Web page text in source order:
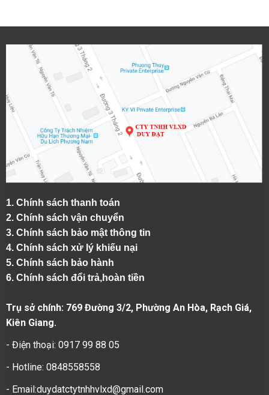
1. Chính sách thanh toán
2. Chính sách vận chuyển
3. Chính sách bảo mật thông tin
4. Chính sách xử lý khiếu nại
5. Chính sách bảo hành
6. Chính sách đổi trả,hoàn tiền
Trụ sở chính: 769 Đường 3/2, Phường An Hòa, Rạch Giá,
Kiên Giang.
- Điện thoại: 0917 99 88 05
- Hotline: 0848558558
- Email:duydatctytnhhvlxd@gmail.com